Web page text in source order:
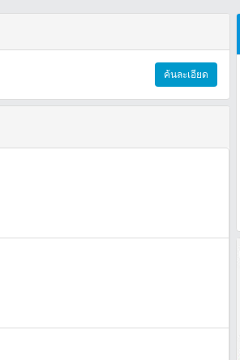
ค้นละเอียด